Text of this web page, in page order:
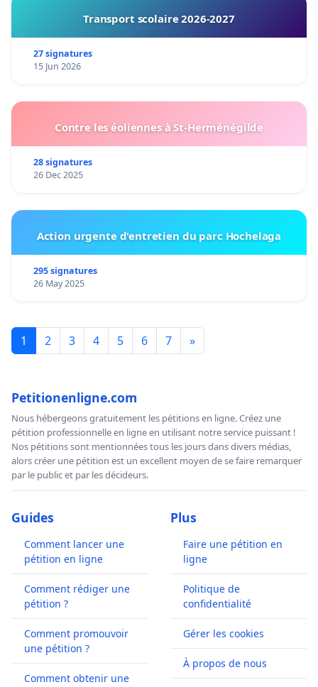
Transport scolaire 2026-2027
27 signatures
15 Jun 2026
Contre les éoliennes à St-Herménégilde
28 signatures
26 Dec 2025
Action urgente d'entretien du parc Hochelaga
295 signatures
26 May 2025
1 2 3 4 5 6 7 »
Petitionenligne.com
Nous hébergeons gratuitement les pétitions en ligne. Créez une
pétition professionnelle en ligne en utilisant notre service puissant !
Nos pétitions sont mentionnées tous les jours dans divers médias,
alors créer une pétition est un excellent moyen de se faire remarquer
par le public et par les décideurs.
Guides
Comment lancer une
pétition en ligne
Comment rédiger une
pétition ?
Comment promouvoir
une pétition ?
Comment obtenir une
Plus
Faire une pétition en
ligne
Politique de
confidentialité
Gérer les cookies
À propos de nous